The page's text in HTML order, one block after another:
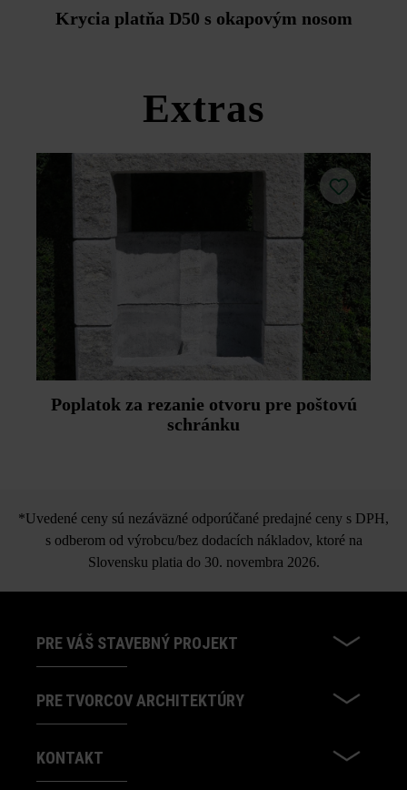
Duoprotect DP30 (paralelná dodávka je možná za
príplatok).
Krycia platňa D50 s okapovým nosom
Extras
Poplatok za rezanie otvoru pre poštovú
schránku
*Uvedené ceny sú nezáväzné odporúčané predajné ceny s DPH,
s odberom od výrobcu/bez dodacích nákladov, ktoré na
Slovensku platia do 30. novembra 2026.
PRE VÁŠ STAVEBNÝ PROJEKT
PRE TVORCOV ARCHITEKTÚRY
KONTAKT